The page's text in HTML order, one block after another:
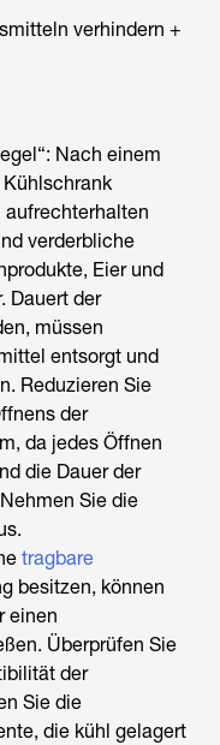
verhindern +
Nach einem
aufrechterhalten
verderbliche
Eier und
Dauert der
müssen
entsorgt und
Reduzieren Sie
der
da jedes Öffnen
die Dauer der
Sie die
tragbare
besitzen, können
einen
Überprüfen Sie
der
Sie die
die kühl gelagert